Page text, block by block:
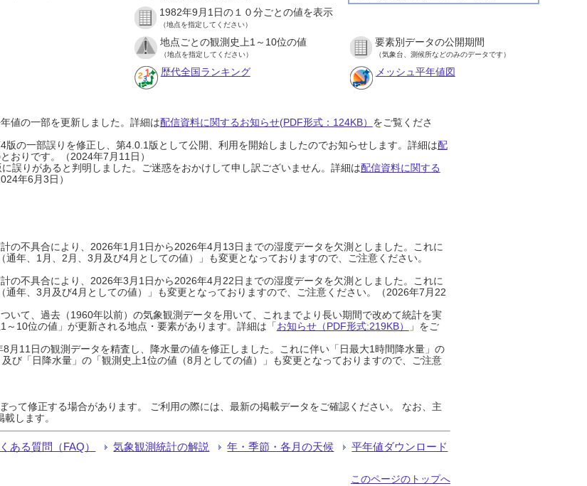
1982年9月1日の１０分ごとの値を表示
（地点を指定してください）
地点ごとの観測史上1～10位の値
（地点を指定してください）
要素別データの公開期間
（気象台、測候所などのみのデータです）
歴代全国ランキング メッシュ平年値図
値の一部を更新しました。詳細は配信資料に関するお知らせ(PDF形式：124KB） をご覧くださ
の一部誤りを修正し、第4.0.1版として公開、利用を開始しましたのでお知らせします。詳細は配
おりです。（2024年7月11日）
誤りがあると判明しました。ご迷惑をおかけして申し訳ございません。詳細は配信資料に関する
年6月3日）
の不具合により、2026年1月1日から2026年4月13日までの湿度データを欠測としました。これに
年、1月、2月、3月及び4月としての値）」も変更となっておりますので、ご注意ください。
の不具合により、2026年3月1日から2026年4月22日までの湿度データを欠測としました。これに
年、3月及び4月としての値）」も変更となっておりますので、ご注意ください。（2026年7月22
いて、過去（1960年以前）の気象観測データを用いて、これまでより長い期間で改めて統計を実
10位の値」が更新される地点・要素があります。詳細は「お知らせ（PDF形式:219KB）
」をご
月11日の観測データを精査し、降水量の値を修正しました。これに伴い「日最大1時間降水量」の
び「日降水量」の「観測史上1位の値（8月としての値）」も変更となっておりますので、ご注意
て修正する場合があります。 ご利用の際には、最新の掲載データをご確認ください。 なお、主
します。
ある質問（FAQ） 気象観測統計の解説 年・季節・各月の天候 平年値ダウンロード
このページのトップへ